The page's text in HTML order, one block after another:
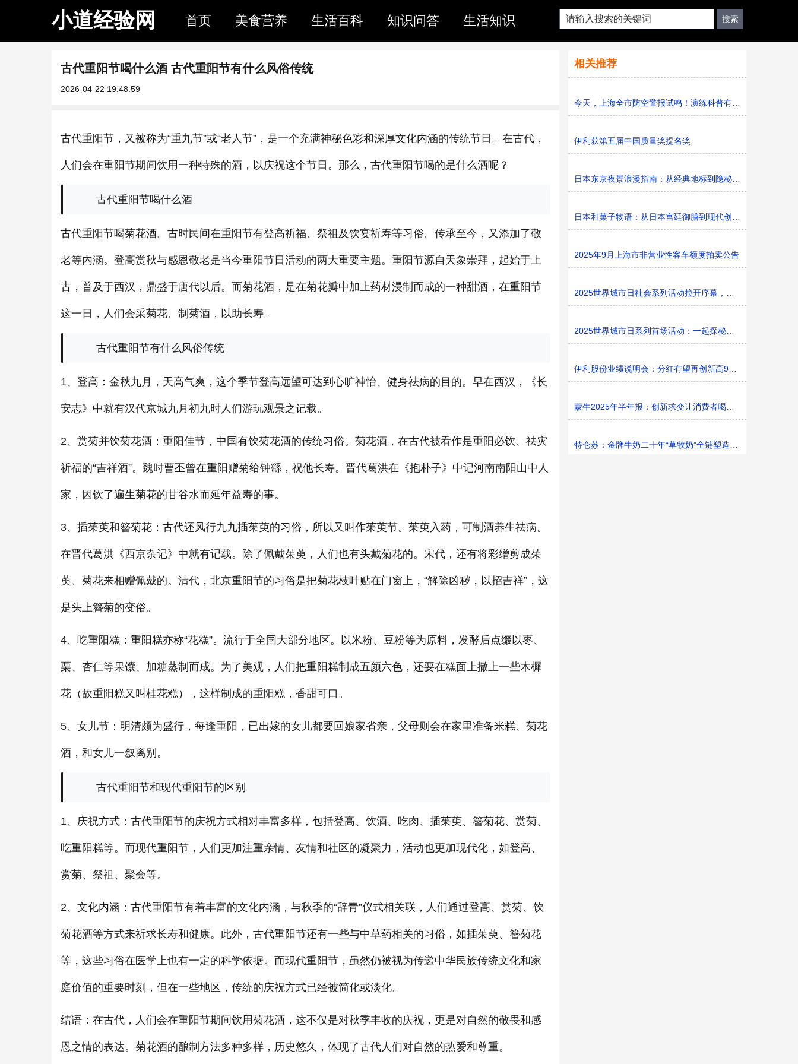
小道经验网 首页 美食营养 生活百科 知识问答 生活知识
古代重阳节喝什么酒 古代重阳节有什么风俗传统
2026-04-22 19:48:59
古代重阳节，又被称为“重九节”或“老人节”，是一个充满神秘色彩和深厚文化内涵的传统节日。在古代，
人们会在重阳节期间饮用一种特殊的酒，以庆祝这个节日。那么，古代重阳节喝的是什么酒呢？
古代重阳节喝什么酒
古代重阳节喝菊花酒。古时民间在重阳节有登高祈福、祭祖及饮宴祈寿等习俗。传承至今，又添加了敬
老等内涵。登高赏秋与感恩敬老是当今重阳节日活动的两大重要主题。重阳节源自天象崇拜，起始于上
古，普及于西汉，鼎盛于唐代以后。而菊花酒，是在菊花瓣中加上药材浸制而成的一种甜酒，在重阳节
这一日，人们会采菊花、制菊酒，以助长寿。
古代重阳节有什么风俗传统
1、登高：金秋九月，天高气爽，这个季节登高远望可达到心旷神怡、健身祛病的目的。早在西汉，《长
安志》中就有汉代京城九月初九时人们游玩观景之记载。
2、赏菊并饮菊花酒：重阳佳节，中国有饮菊花酒的传统习俗。菊花酒，在古代被看作是重阳必饮、祛灾
祈福的“吉祥酒”。魏时曹丕曾在重阳赠菊给钟繇，祝他长寿。晋代葛洪在《抱朴子》中记河南南阳山中人
家，因饮了遍生菊花的甘谷水而延年益寿的事。
3、插茱萸和簪菊花：古代还风行九九插茱萸的习俗，所以又叫作茱萸节。茱萸入药，可制酒养生祛病。
在晋代葛洪《西京杂记》中就有记载。除了佩戴茱萸，人们也有头戴菊花的。宋代，还有将彩缯剪成茱
萸、菊花来相赠佩戴的。清代，北京重阳节的习俗是把菊花枝叶贴在门窗上，“解除凶秽，以招吉祥”，这
是头上簪菊的变俗。
4、吃重阳糕：重阳糕亦称“花糕”。流行于全国大部分地区。以米粉、豆粉等为原料，发酵后点缀以枣、
栗、杏仁等果馕、加糖蒸制而成。为了美观，人们把重阳糕制成五颜六色，还要在糕面上撒上一些木樨
花（故重阳糕又叫桂花糕），这样制成的重阳糕，香甜可口。
5、女儿节：明清颇为盛行，每逢重阳，已出嫁的女儿都要回娘家省亲，父母则会在家里准备米糕、菊花
酒，和女儿一叙离别。
古代重阳节和现代重阳节的区别
1、庆祝方式：古代重阳节的庆祝方式相对丰富多样，包括登高、饮酒、吃肉、插茱萸、簪菊花、赏菊、
吃重阳糕等。而现代重阳节，人们更加注重亲情、友情和社区的凝聚力，活动也更加现代化，如登高、
赏菊、祭祖、聚会等。
2、文化内涵：古代重阳节有着丰富的文化内涵，与秋季的“辞青”仪式相关联，人们通过登高、赏菊、饮
菊花酒等方式来祈求长寿和健康。此外，古代重阳节还有一些与中草药相关的习俗，如插茱萸、簪菊花
等，这些习俗在医学上也有一定的科学依据。而现代重阳节，虽然仍被视为传递中华民族传统文化和家
庭价值的重要时刻，但在一些地区，传统的庆祝方式已经被简化或淡化。
结语：在古代，人们会在重阳节期间饮用菊花酒，这不仅是对秋季丰收的庆祝，更是对自然的敬畏和感
恩之情的表达。菊花酒的酿制方法多种多样，历史悠久，体现了古代人们对自然的热爱和尊重。
相关推荐
今天，上海全市防空警报试鸣！演练科普有序进行，人防意
伊利获第五届中国质量奖提名奖
日本东京夜景浪漫指南：从经典地标到隐秘胜地
日本和菓子物语：从日本宫廷御膳到现代创新的甜蜜传承
2025年9月上海市非营业性客车额度拍卖公告
2025世界城市日社会系列活动拉开序幕，探寻社区花园里的
2025世界城市日系列首场活动：一起探秘家门口的“魔法花园”
伊利股份业绩说明会：分红有望再创新高9%利润率目标不变
蒙牛2025年半年报：创新求变让消费者喝上奶、喝好奶、喝
特仑苏：金牌牛奶二十年“草牧奶”全链塑造有机新矩阵